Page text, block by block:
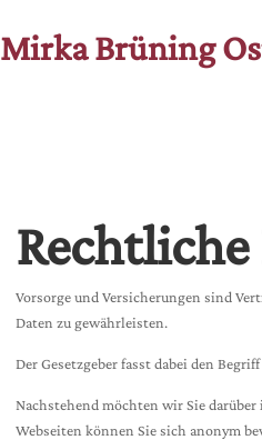
Mirka Brüning
Vorsorge und Versicherungen sind
Daten zu gewährleisten.
Der Gesetzgeber fasst dabei den
Nachstehend möchten wir Sie
Webseiten können Sie sich anonym